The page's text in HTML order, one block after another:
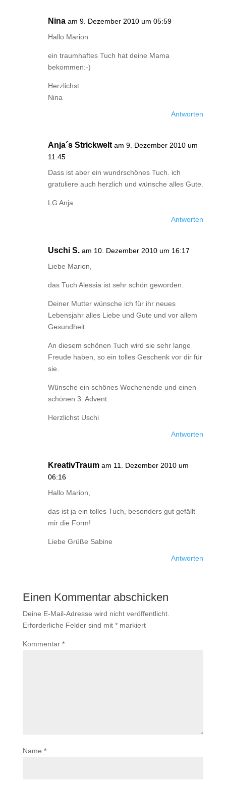
Nina am 9. Dezember 2010 um 05:59
Hallo Marion
ein traumhaftes Tuch hat deine Mama
bekommen:-)
Herzlichst
Nina
Antworten
Anja´s Strickwelt am 9. Dezember 2010 um
11:45
Dass ist aber ein wundrschönes Tuch. ich
gratuliere auch herzlich und wünsche alles Gute.
LG Anja
Antworten
Uschi S. am 10. Dezember 2010 um 16:17
Liebe Marion,
das Tuch Alessia ist sehr schön geworden.
Deiner Mutter wünsche ich für ihr neues
Lebensjahr alles Liebe und Gute und vor allem
Gesundheit.
An diesem schönen Tuch wird sie sehr lange
Freude haben, so ein tolles Geschenk vor dir für
sie.
Wünsche ein schönes Wochenende und einen
schönen 3. Advent.
Herzlichst Uschi
Antworten
KreativTraum am 11. Dezember 2010 um
06:16
Hallo Marion,
das ist ja ein tolles Tuch, besonders gut gefällt
mir die Form!
Liebe Grüße Sabine
Antworten
Einen Kommentar abschicken
Deine E-Mail-Adresse wird nicht veröffentlicht.
Erforderliche Felder sind mit *markiert
Kommentar *
Name *